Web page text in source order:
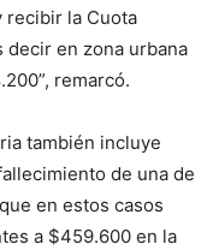
recibir la Cuota
decir en zona urbana
remarcó.
también incluye
de una de
en estos casos
a $459.600 en la